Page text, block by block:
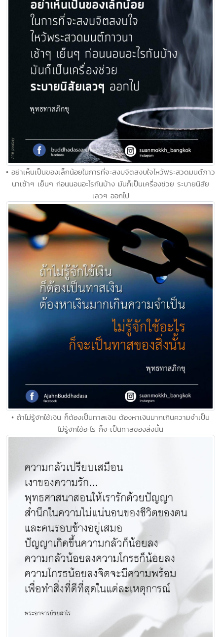
• อย่าเห็นเป็นของเล็กน้อยในการที่จะสงบจิตสงบใจไหว้พระสวดมนต์ภาว
นาเช้าๆ เย็นๆ ก่อนนอนอะไรกันบ้าง มันก็เป็นเครื่องช่วย ระบายนิสัย
เลวๆ ออกไป
• ถ้าไม่รู้จักใช้เงิน ก็ต้องเป็นทาสเงิน ต้องหาเงินมากเกินความจำเป็น
ไม่รู้จักใช้อะไร ก็จะเป็นทาสของสิ่งนั้น